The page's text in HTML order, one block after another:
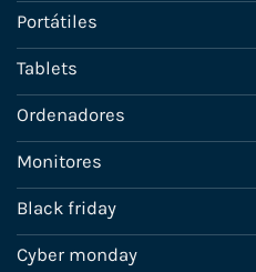
Portátiles
Tablets
Ordenadores
Monitores
Black friday
Cyber monday